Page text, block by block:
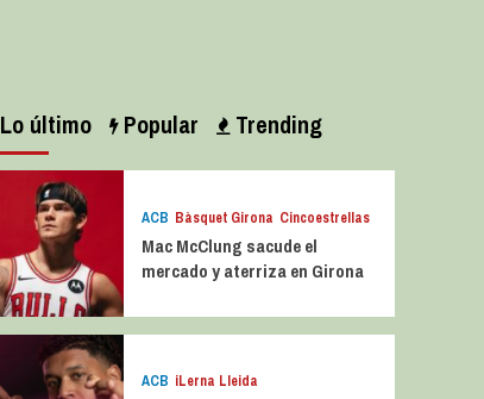
Lo último Popular Trending
ACB Bàsquet Girona Cincoestrellas
Mac McClung sacude el
mercado y aterriza en Girona
ACB iLerna Lleida